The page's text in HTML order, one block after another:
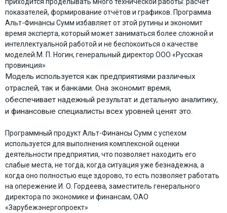
показателей, формирование отчётов и графиков. Программа
Альт-Финансы Сумм избавляет от этой рутины и экономит
время эксперта, который может заниматься более сложной и
интеллектуальной работой и не беспокоиться о качестве
моделей. М. П. Ногин, генеральный директор ООО «Русская
провинция»
Модель используется как предприятиями различных
отраслей, так и банками. Она экономит время,
обеспечивает надежный результат и детальную аналитику,
и финансовые специалисты всех уровней ценят это.
Программный продукт Альт-Финансы Сумм с успехом
используется для выполнения комплексной оценки
деятельности предприятия, что позволяет находить его
слабые места, не тогда, когда ситуация уже безнадежна, а
когда оно полностью еще здорово, то есть позволяет работать
на опережение. И. О. Гордеева, заместитель генерального
директора по экономике и финансам, ОАО
«Зарубежэнергопроект»